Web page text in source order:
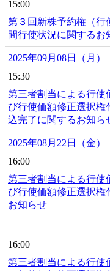
15:00
第３回新株予約権（行
間行使状況に関するお
2025年09月08日（月）
15:30
第三者割当による行使
び行使価額修正選択権
込完了に関するお知ら
2025年08月22日（金）
16:00
第三者割当による行使
び行使価額修正選択権
お知らせ
16:00
第三者割当による行使